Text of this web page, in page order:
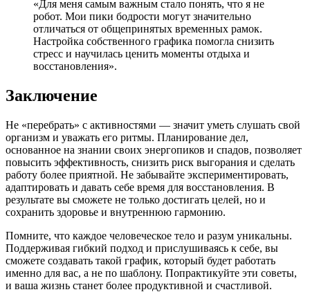
«Для меня самым важным стало понять, что я не
робот. Мои пики бодрости могут значительно
отличаться от общепринятых временных рамок.
Настройка собственного графика помогла снизить
стресс и научилась ценить моменты отдыха и
восстановления».
Заключение
Не «перебрать» с активностями — значит уметь слушать свой
организм и уважать его ритмы. Планирование дел,
основанное на знании своих энергопиков и спадов, позволяет
повысить эффективность, снизить риск выгорания и сделать
работу более приятной. Не забывайте экспериментировать,
адаптировать и давать себе время для восстановления. В
результате вы сможете не только достигать целей, но и
сохранить здоровье и внутреннюю гармонию.
Помните, что каждое человеческое тело и разум уникальны.
Поддерживая гибкий подход и прислушиваясь к себе, вы
сможете создавать такой график, который будет работать
именно для вас, а не по шаблону. Попрактикуйте эти советы,
и ваша жизнь станет более продуктивной и счастливой.